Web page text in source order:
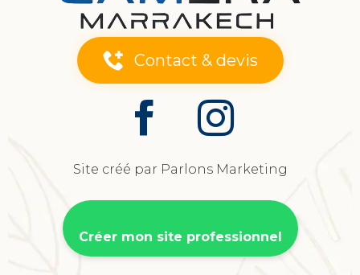
Contact & devis
Site créé par Parlons Marketing
Créer mon site professionnel